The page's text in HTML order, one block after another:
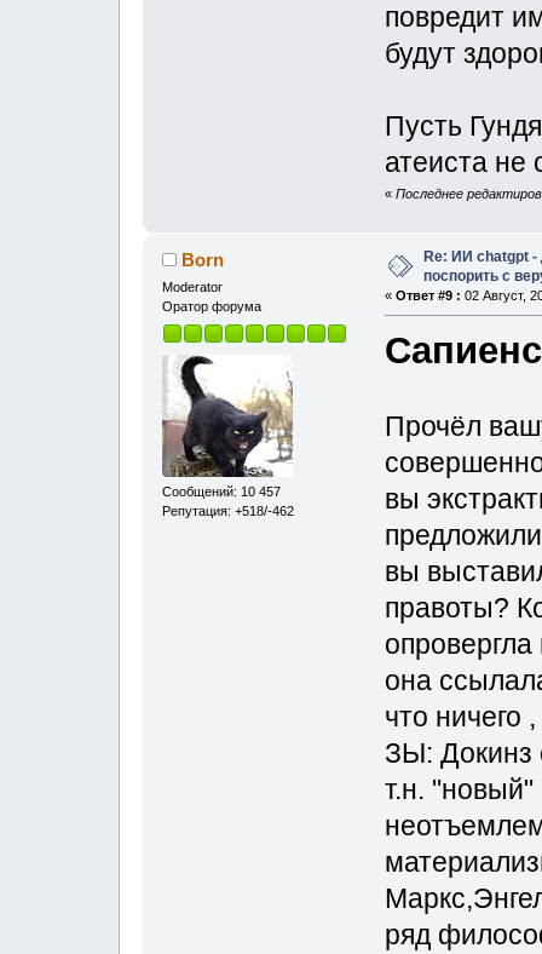
повредит
будут
Пусть
атеиста не
« Последнее
Born
Moderator
Оратор форума
Сообщений: 10 457
Репутация: +518/-462
Re: ИИ chatgpt
поспорить с
« Ответ #9 : 02 Август,
Сапиенс
Прочёл
вы
вы
правоты?
она
что ничего
ЗЫ: Докинз
т.н.
ряд